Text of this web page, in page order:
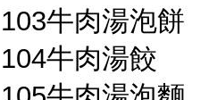
103牛肉湯泡餅
104牛肉湯餃